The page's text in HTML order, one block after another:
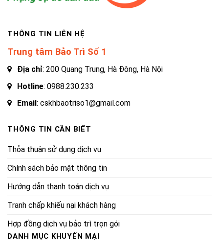
THÔNG TIN LIÊN HỆ
Trung tâm Bảo Trì Số 1
Địa chỉ: 200 Quang Trung, Hà Đông, Hà Nội
Hotline: 0988.230.233
Email : cskhbaotriso1@gmail.com
THÔNG TIN CẦN BIẾT
Thỏa thuận sử dụng dịch vụ
Chính sách bảo mật thông tin
Hướng dẫn thanh toán dịch vụ
Tranh chấp khiếu nại khách hàng
Hợp đồng dịch vụ bảo trì trọn gói
DANH MỤC KHUYẾN MẠI